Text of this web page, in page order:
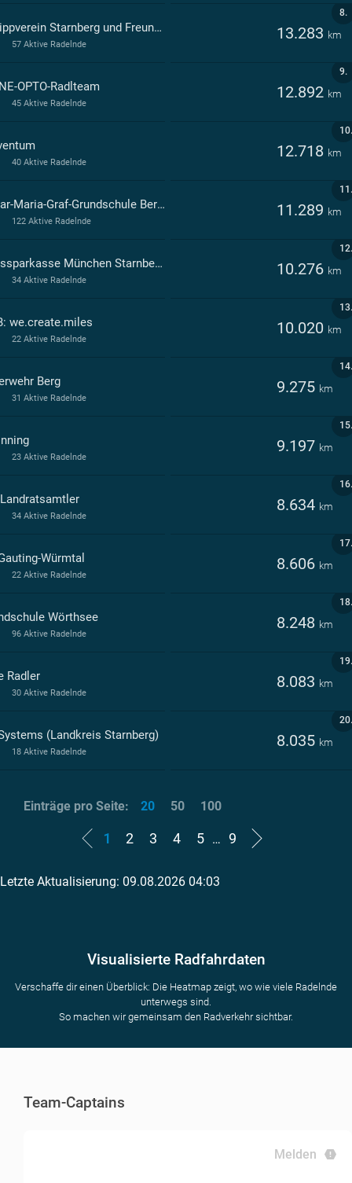
8.
Kneippverein Starnberg und Freunde 13.283 km
57 Aktive Radelnde
9.
OPTO-Radlteam 12.892 km
45 Aktive Radelnde
10.
12.718 km
40 Aktive Radelnde
11.
Oskar-Maria-Graf-Grundschule Berg in Aufkirchen Berg 11.289 km
122 Aktive Radelnde
12.
Kreissparkasse München Starnberg Ebersberg 10.276 km
34 Aktive Radelnde
13.
we.create.miles 10.020 km
22 Aktive Radelnde
14.
Berg 9.275 km
31 Aktive Radelnde
15.
9.197 km
23 Aktive Radelnde
16.
8.634 km
34 Aktive Radelnde
17.
Würmtal 8.606 km
22 Aktive Radelnde
18.
Wörthsee 8.248 km
96 Aktive Radelnde
19.
Radler 8.083 km
30 Aktive Radelnde
20.
(Landkreis Starnberg) 8.035 km
18 Aktive Radelnde
1 2 3 4 5 … 9
Letzte Aktualisierung: 09.08.2026 04:03
Einträge pro Seite: 20 50 100
Visualisierte Radfahrdaten
Verschaffe dir einen Überblick: Die Heatmap zeigt, wo wie viele Radelnde
unterwegs sind.
So machen wir gemeinsam den Radverkehr sichtbar.
Team-Captains
Melden